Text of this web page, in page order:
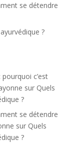
se détendre
?
c’est
sur Quels
?
se détendre
sur Quels
?